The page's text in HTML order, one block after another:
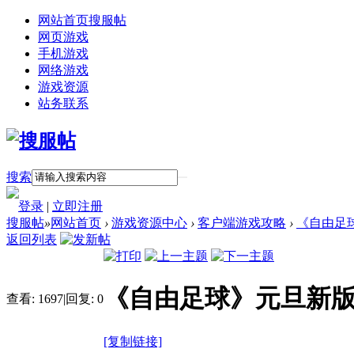
网站首页搜服帖
网页游戏
手机游戏
网络游戏
游戏资源
站务联系
搜索
登录 | 立即注册
搜服帖»网站首页 › 游戏资源中心 › 客户端游戏攻略 ›
《自由
返回列表
查看: 1697|回复: 0 《自由足球》元旦新
[复制链接]